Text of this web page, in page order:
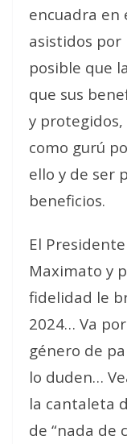
encuadra en
asistidos por
posible que
que sus
y
como gurú
ello y de ser
beneficios.
El
Maximato y
fidelidad le
2024… Va
género de
lo duden…
la cantaleta
de “nada de